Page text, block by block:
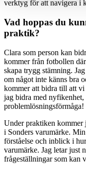
verktyg för att navigera i
Vad hoppas du
praktik?
Clara som person kan
kommer från fotbollen
skapa trygg stämning.
om något inte känns bra
kommer att bidra till att
jag bidra med
problemlösningsförmåga!
Under praktiken kommer
i Sonders varumärke.
förståelse och inblick i
varumärke. Jag letar just
frågeställningar som kan